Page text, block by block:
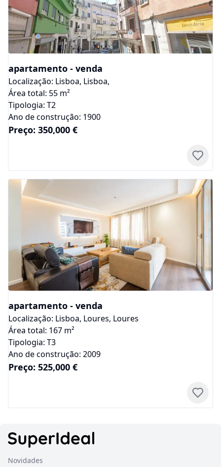
apartamento - venda
Localização: Lisboa, Lisboa,
Área total: 55 m²
Tipologia: T2
Ano de construção: 1900
Preço: 350,000 €
apartamento - venda
Localização: Lisboa, Loures, Loures
Área total: 167 m²
Tipologia: T3
Ano de construção: 2009
Preço: 525,000 €
Novidades